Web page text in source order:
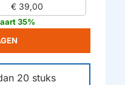
€ 39,00
35%
20 stuks